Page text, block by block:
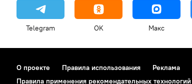
Telegram OK Макс
О проекте Правила использования Реклама
Правила применения рекомендательных технологий